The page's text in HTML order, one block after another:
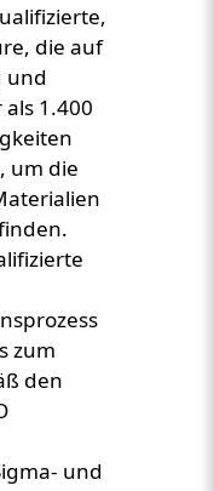
die auf
und
1.400
um die
zum
den
und